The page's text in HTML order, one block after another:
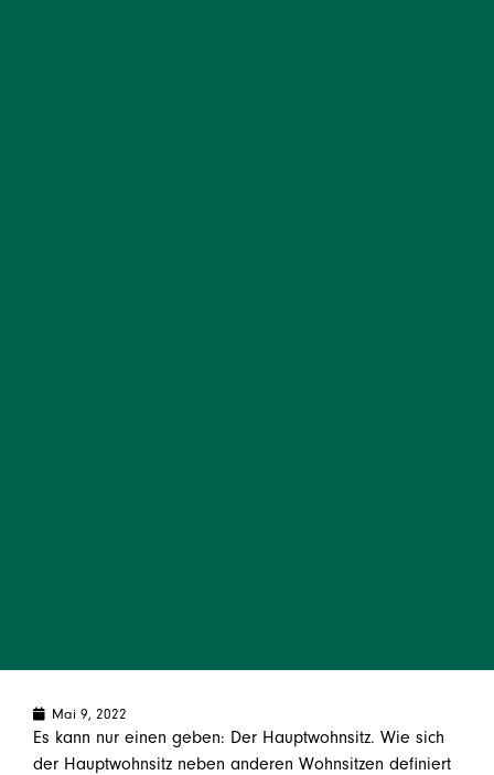
Mai 9, 2022
Es kann nur einen geben: Der Hauptwohnsitz. Wie sich
der Hauptwohnsitz neben anderen Wohnsitzen definiert